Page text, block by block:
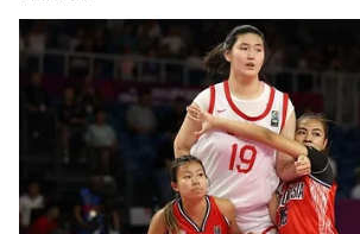
होता है जिसके कारण ये काफी सुंदर
और पढ़ें:Monsoon Flowering
से पहले लगा दें गुलमेंहदी, कुछ ही
जाएगा गमला
4